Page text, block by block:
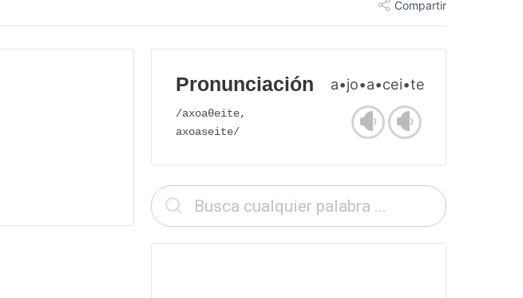
Compartir
Pronunciación a•jo•a•cei•te
/axoaθeite,
axoaseite/